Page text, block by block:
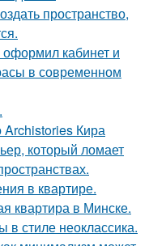
пространство,
кабинет и
в современном
Archistories Кира
который ломает
в квартире.
квартира в Минске.
в стиле неоклассика.